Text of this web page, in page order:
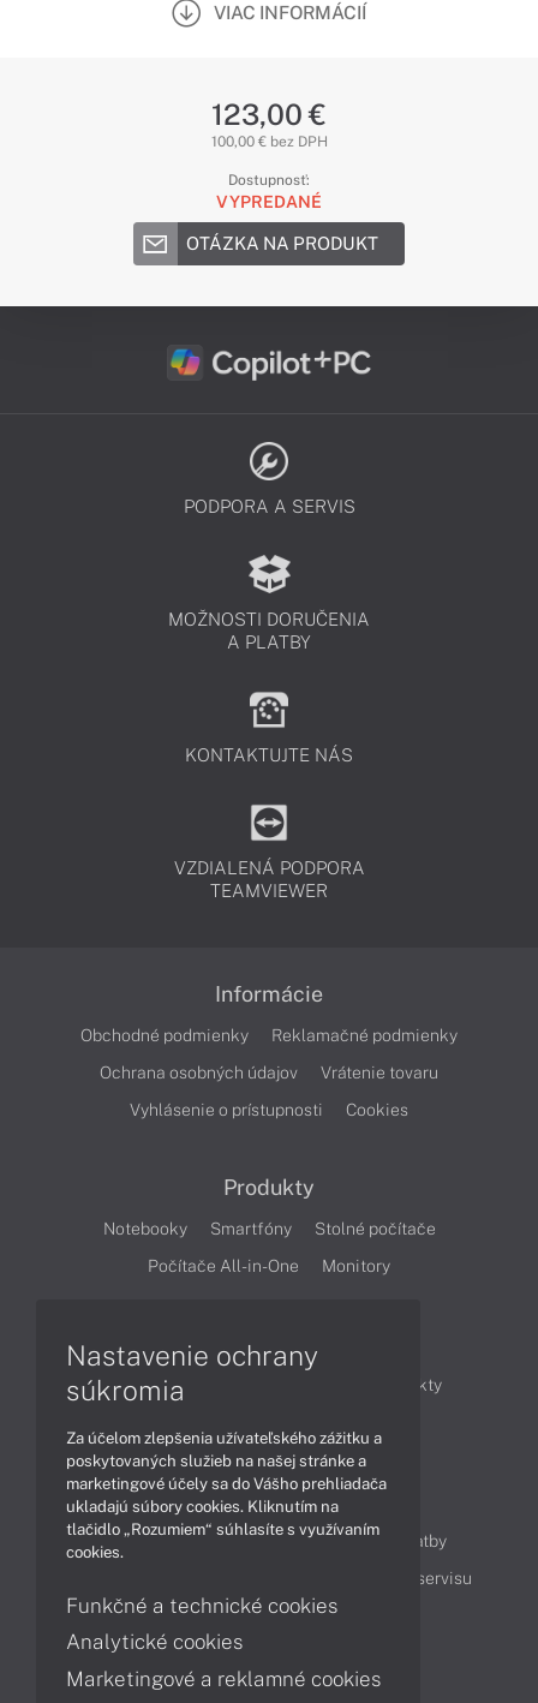
VIAC INFORMÁCIÍ
123,00 €
100,00 € bez DPH
Dostupnosť:
VYPREDANÉ
OTÁZKA NA PRODUKT
PODPORA A SERVIS
MOŽNOSTI DORUČENIA
A PLATBY
KONTAKTUJTE NÁS
VZDIALENÁ PODPORA
TEAMVIEWER
Informácie
Obchodné podmienky
Reklamačné podmienky
Ochrana osobných údajov
Vrátenie tovaru
Vyhlásenie o prístupnosti
Cookies
Produkty
Notebooky Smartfóny
Stolné počítače
Počítače All-in-One
Monitory
Články
Obchodné informácie
Produkty
Obsah
Ako nakupovať
Možnosti doručenia a platby
Cenník servisu
Kontakty
Nastavenie ochrany
súkromia
Za účelom zlepšenia užívateľského zážitku a
poskytovaných služieb na našej stránke a
marketingové účely sa do Vášho prehliadača
ukladajú súbory cookies. Kliknutím na
tlačidlo „Rozumiem“ súhlasíte s využívaním
cookies.
Funkčné a technické cookies
Analytické cookies
Marketingové a reklamné cookies